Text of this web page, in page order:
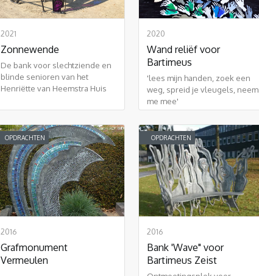
2021
Zonnewende
De bank voor slechtziende en
blinde senioren van het
Henriëtte van Heemstra Huis
2020
Wand reliëf voor
Bartimeus
'lees mijn handen, zoek een
weg, spreid je vleugels, neem
me mee'
OPDRACHTEN
2016
Grafmonument
Vermeulen
OPDRACHTEN
2016
Bank 'Wave" voor
Bartimeus Zeist